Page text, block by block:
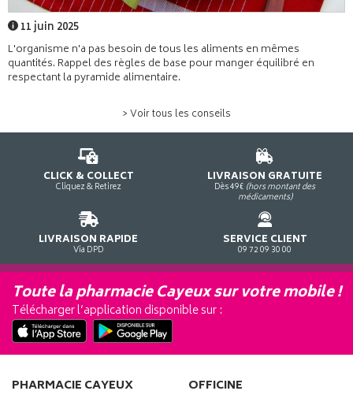
11 juin 2025
L'organisme n'a pas besoin de tous les aliments en mêmes
quantités. Rappel des règles de base pour manger équilibré en
respectant la pyramide alimentaire.
> Voir tous les conseils
CLICK & COLLECT
Cliquez & Retirez
LIVRAISON GRATUITE
Dès 49€ (hors montant des
médicaments)
LIVRAISON RAPIDE
Via DPD
SERVICE CLIENT
09 72 09 30 00
Toute la pharmacie Cayeux sur votre mobile !
Télécharger l’application disponible sur :
PHARMACIE CAYEUX OFFICINE